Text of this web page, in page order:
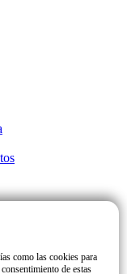
consulta o incidencia
como las cookies para
de estas